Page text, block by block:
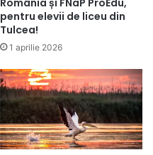
România și FNaP ProEdu,
pentru elevii de liceu din
Tulcea!
1 aprilie 2026